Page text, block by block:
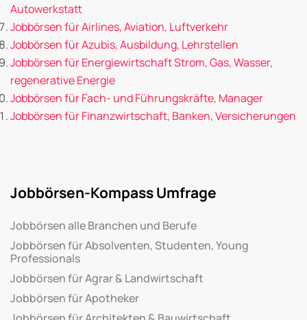
Autowerkstatt
Jobbörsen für Airlines, Aviation, Luftverkehr
Jobbörsen für Azubis, Ausbildung, Lehrstellen
Jobbörsen für Energiewirtschaft Strom, Gas, Wasser,
regenerative Energie
Jobbörsen für Fach- und Führungskräfte, Manager
Jobbörsen für Finanzwirtschaft, Banken, Versicherungen
Jobbörsen-Kompass Umfrage
Jobbörsen alle Branchen und Berufe
Jobbörsen für Absolventen, Studenten, Young
Professionals
Jobbörsen für Agrar & Landwirtschaft
Jobbörsen für Apotheker